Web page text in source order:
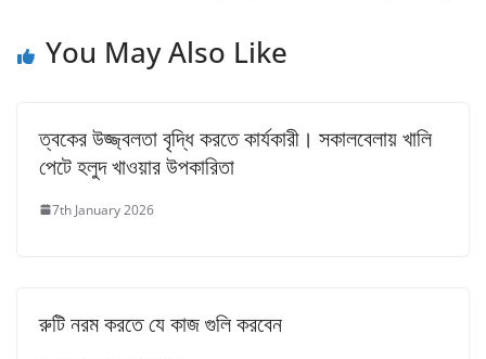
You May Also Like
ত্বকের উজ্জ্বলতা বৃদ্ধি করতে কার্যকারী। সকালবেলায় খালি
পেটে হলুদ খাওয়ার উপকারিতা
7th January 2026
রুটি নরম করতে যে কাজ গুলি করবেন